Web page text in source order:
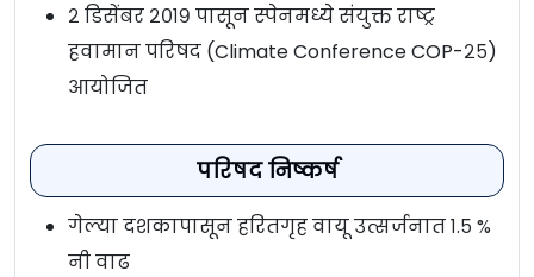
२ डिसेंबर २०१९ पासून स्पेनमध्ये संयुक्त राष्ट्र
हवामान परिषद (Climate Conference COP-२५)
आयोजित
परिषद निष्कर्ष
गेल्या दशकापासून हरितगृह वायू उत्सर्जनात १.५ %
नी वाढ